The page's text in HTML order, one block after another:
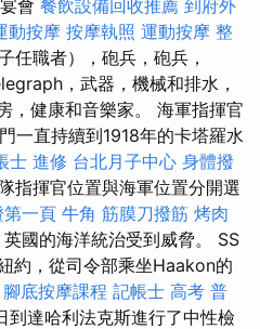
會 餐飲設備回收推薦 到府外
動按摩 按摩執照 運動按摩 整
任職者），砲兵，砲兵，
，武器，機械和排水，
，健康和音樂家。 海軍指揮官
一直持續到1918年的卡塔羅水
士 進修 台北月子中心 身體撥
指揮官位置與海軍位置分開選
一頁 牛角 筋膜刀撥筋 烤肉
國的海洋統治受到威脅。 SS
約，從司令部乘坐Haakon的
腳底按摩課程 記帳士 高考 普
到達哈利法克斯進行了中性檢